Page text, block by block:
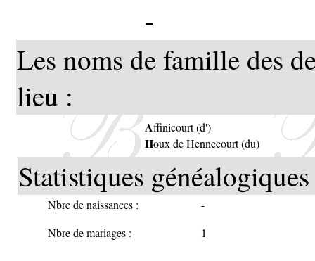
-
Les noms de famille des
lieu :
Affinicourt (d')
Houx de Hennecourt (du)
Statistiques
Nbre de naissances :
-
Nbre de mariages :
1